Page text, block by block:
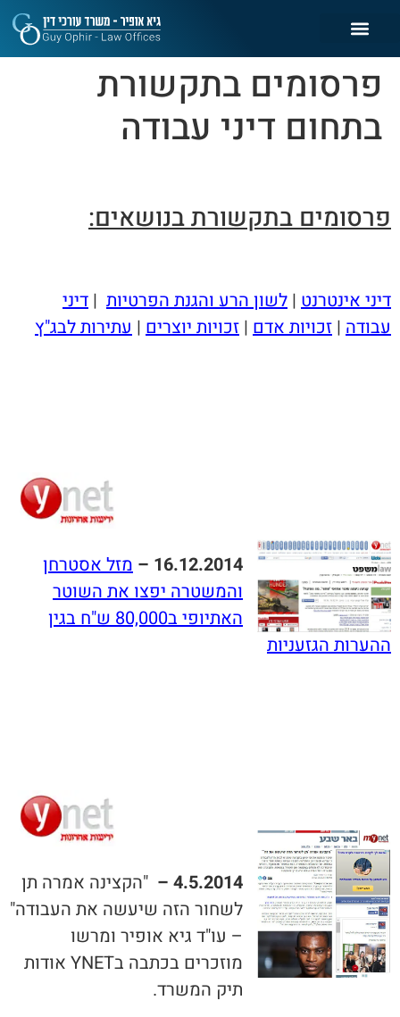
פרסומים בתקשורת
בתחום דיני עבודה
פרסומים בתקשורת בנושאים:
דיני אינטרנט | לשון הרע והגנת הפרטיות | דיני
עבודה | זכויות אדם | זכויות יוצרים | עתירות לבג"ץ
16.12.2014 –
מזל אסטרחן
והמשטרה יפצו את השוטר
האתיופי ב80,000 ש"ח בגין
ההערות הגזעניות
4.5.2014 –
"הקצינה אמרה תן
לשחור הזה שיעשה את העבודה"
– עו"ד גיא אופיר ומרשו
מוזכרים בכתבה בYNET אודות
תיק המשרד.